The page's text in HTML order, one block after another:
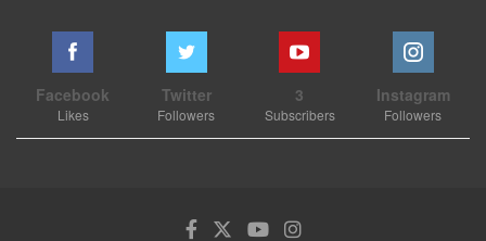
Facebook
Likes
Twitter
Followers
3
Subscribers
Instagram
Followers